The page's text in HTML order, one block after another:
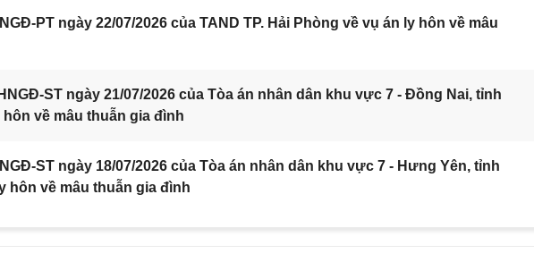
PT ngày 22/07/2026 của TAND TP. Hải Phòng về vụ án ly hôn về mâu
ST ngày 21/07/2026 của Tòa án nhân dân khu vực 7 - Đồng Nai, tỉnh
về mâu thuẫn gia đình
ST ngày 18/07/2026 của Tòa án nhân dân khu vực 7 - Hưng Yên, tỉnh
hôn về mâu thuẫn gia đình